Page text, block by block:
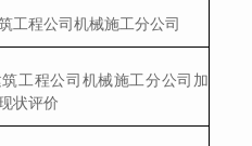
工程公司机械施工分公司
工程公司机械施工分公司加
状评价